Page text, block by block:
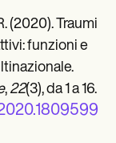
(2020). Traumi
funzioni e
, 22(3), da 1 a 16.